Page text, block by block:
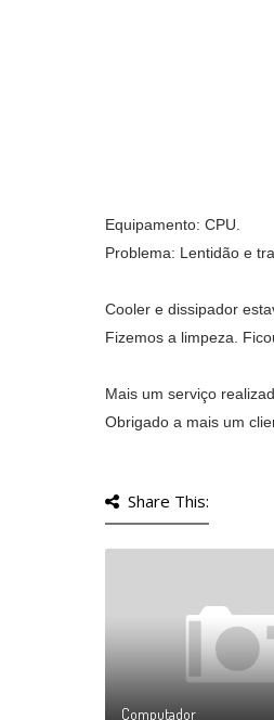
Equipamento: CPU.
Problema: Lentidão e
Cooler e dissipador
Fizemos a limpeza.
Mais um serviço
Obrigado a mais um
Share This:
Computador